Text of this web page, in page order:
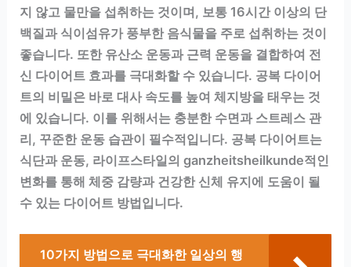
지 않고 물만을 섭취하는 것이며, 보통 16시간 이상의 단
백질과 식이섬유가 풍부한 음식물을 주로 섭취하는 것이
좋습니다. 또한 유산소 운동과 근력 운동을 결합하여 전
신 다이어트 효과를 극대화할 수 있습니다. 공복 다이어
트의 비밀은 바로 대사 속도를 높여 체지방을 태우는 것
에 있습니다. 이를 위해서는 충분한 수면과 스트레스 관
리, 꾸준한 운동 습관이 필수적입니다. 공복 다이어트는
식단과 운동, 라이프스타일의 ganzheitsheilkunde적인
변화를 통해 체중 감량과 건강한 신체 유지에 도움이 될
수 있는 다이어트 방법입니다.
10가지 방법으로 극대화한 일상의 행